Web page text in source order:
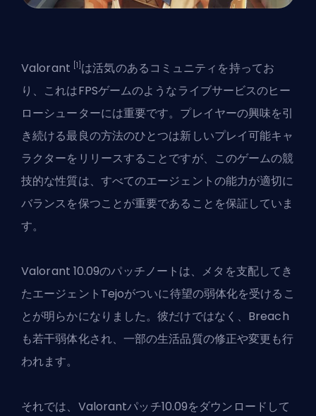
Valorant [1] は活気のあるコミュニティを持ってお
り、これはFPSゲームのようなライブサービスのヒー
ローシューターには重要です。プレイヤーの興味を引
き続ける最良の方法のひとつは新しいプレイ可能キャ
ラクターをリリースすることですが、このゲームの競
技的な性質は、すべてのエージェントの能力が適切に
バランスを保つことが重要であることを保証していま
す。
Valorant 10.09のパッチノートは、メタを支配してき
たエージェントTejoがついに待望の弱体化を受けるこ
とが明らかになりました。彼だけではなく、Breach
も若干弱体化され、一部の生活品質の修正や変更も行
われます。
それでは、Valorantパッチ10.09をダウンロードして